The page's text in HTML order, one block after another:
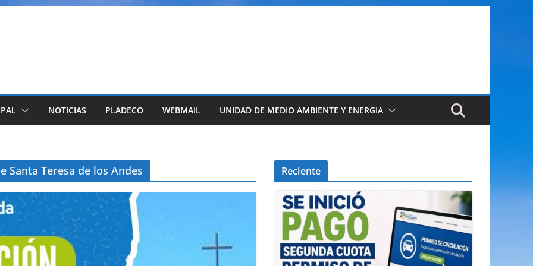
NOTICIAS PLADECO WEBMAIL UNIDAD DE MEDIO AMBIENTE Y ENERGIA
Santa Teresa de los Andes Reciente